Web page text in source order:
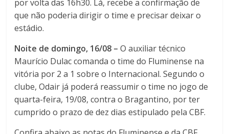
por volta das 16h30. Lá, recebe a confirmação de
que não poderia dirigir o time e precisar deixar o
estádio.
Noite de domingo, 16/08 –O auxiliar técnico
Maurício Dulac comanda o time do Fluminense na
vitória por 2 a 1 sobre o Internacional. Segundo o
clube, Odair já poderá reassumir o time no jogo de
quarta-feira, 19/08, contra o Bragantino, por ter
cumprido o prazo de dez dias estipulado pela CBF.